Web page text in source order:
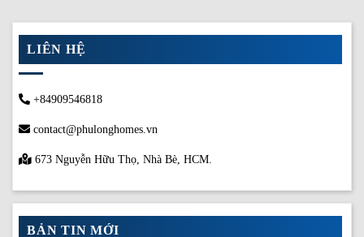
LIÊN HỆ
+84909546818
contact@phulonghomes.vn
673 Nguyễn Hữu Thọ, Nhà Bè, HCM.
BẢN TIN MỚI